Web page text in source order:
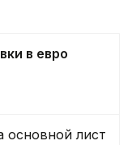
в евро
основной лист